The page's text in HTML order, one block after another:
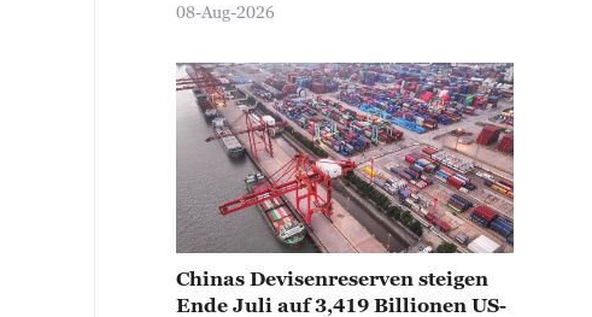
08-Aug-2026
Chinas Devisenreserven steigen
Ende Juli auf 3,419 Billionen US-